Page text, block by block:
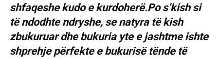
shfaqeshe kudo e kurdoherë.Po s’kish si
të ndodhte ndryshe, se natyra të kish
zbukuruar dhe bukuria yte e jashtme ishte
shprehje përfekte e bukurisë tënde të